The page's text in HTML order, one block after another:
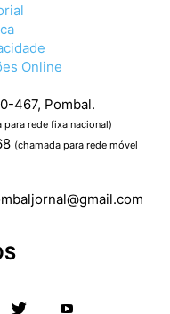
Online
467, Pombal.
para rede fixa nacional)
(chamada para rede móvel